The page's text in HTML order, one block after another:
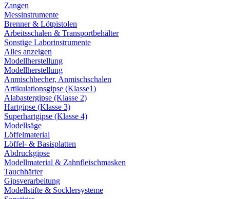
Zangen
Messinstrumente
Brenner & Lötpistolen
Arbeitsschalen & Transportbehälter
Sonstige Laborinstrumente
Alles anzeigen
Modellherstellung
Modellherstellung
Anmischbecher, Anmischschalen
Artikulationsgipse (Klasse1)
Alabastergipse (Klasse 2)
Hartgipse (Klasse 3)
Superhartgipse (Klasse 4)
Modellsäge
Löffelmaterial
Löffel- & Basisplatten
Abdruckgipse
Modellmaterial & Zahnfleischmasken
Tauchhärter
Gipsverarbeitung
Modellstifte & Socklersysteme